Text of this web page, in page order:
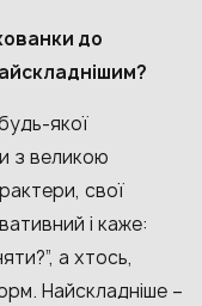
до
якої
з великою
свої
і каже:
а хтось,
Найскладніше –